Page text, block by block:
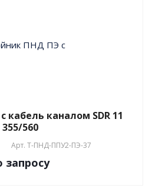
кабель каналом SDR 11
355/560
Арт. T-ПНД-ППУ2-ПЭ-37
запросу